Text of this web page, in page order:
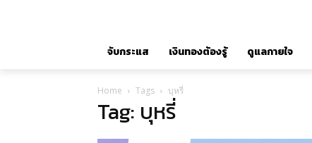
จับกระแส เงินทองต้องรู้ ดูแลกายใจ
Home Tags บุหรี่
Tag: บุหรี่